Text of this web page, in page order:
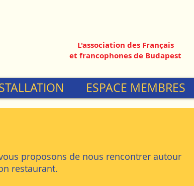
L'association des Français
et francophones de Budapest
ESPACE MEMBRES
proposons de nous rencontrer autour
restaurant.